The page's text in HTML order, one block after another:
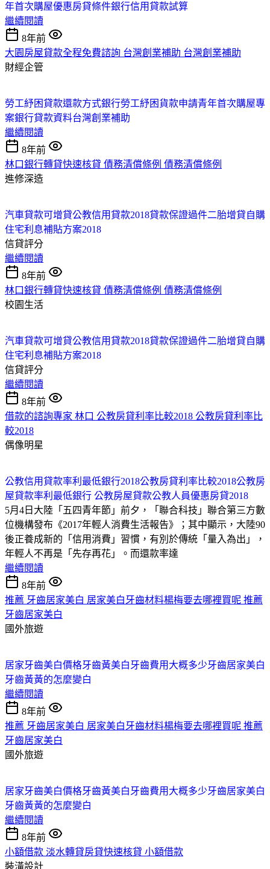
年首次購屋優惠房貸條件銀行信用貸款試算
繼續閱讀
8年前
大園房屋貸款全程免費諮詢 台灣創業補助 台灣創業補助
財經企管
勞工紓困貸款還款方式銀行勞工紓困貨款申請青年首次購屋專
案銀行貸款資料台灣創業補助
繼續閱讀
8年前
林口銀行轉貸快速核貸 債務清償條例 債務清償條例
進修深造
汽車貸款可增貸公教信用貸款2018貸款保證過件二胎增貸自購
住宅利息補貼方案2018
信貸評分
繼續閱讀
8年前
林口銀行轉貸快速核貸 債務清償條例 債務清償條例
校園生活
汽車貸款可增貸公教信用貸款2018貸款保證過件二胎增貸自購
住宅利息補貼方案2018
信貸評分
繼續閱讀
8年前
借款的諮詢專家 林口 公教房貸利率比較2018 公教房貸利率比
較2018
偶像明星
公教信用貸款率利最低銀行2018公教房貸利率比較2018公教房
屋貸款率利最低銀行 公教房屋貸款公教人員優惠房貸2018
5月4日大陸「五四青年節」前夕，「聯合科技」聯合第三方數
位機構發布《2017年輕人消費生活報告》；其中顯示，大陸90
後正養成新的「信用消費」習慣，有別於傳統「量入為出」，
年輕人不再是「先存再花」。而還款率達
繼續閱讀
8年前
推薦 牙齒居家美白 居家美白牙齒材料楊梅要去哪裡買呢 推薦
牙齒居家美白
國外旅遊
居家牙齒美白價格牙齒黃美白牙齒費用大概多少牙齒居家美白
牙齒黃黃的怎麼變白
繼續閱讀
8年前
推薦 牙齒居家美白 居家美白牙齒材料楊梅要去哪裡買呢 推薦
牙齒居家美白
國外旅遊
居家牙齒美白價格牙齒黃美白牙齒費用大概多少牙齒居家美白
牙齒黃黃的怎麼變白
繼續閱讀
8年前
小額借款 淡水轉貸房貸快速核貸 小額借款
裝潢設計